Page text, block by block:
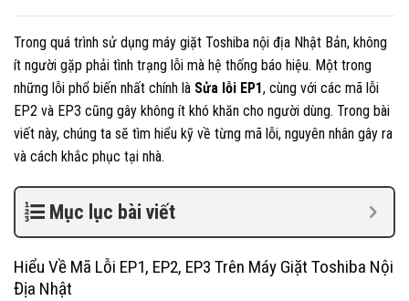
Trong quá trình sử dụng máy giặt Toshiba nội địa Nhật Bản, không
ít người gặp phải tình trạng lỗi mà hệ thống báo hiệu. Một trong
những lỗi phổ biến nhất chính là Sửa lỗi EP1, cùng với các mã lỗi
EP2 và EP3 cũng gây không ít khó khăn cho người dùng. Trong bài
viết này, chúng ta sẽ tìm hiểu kỹ về từng mã lỗi, nguyên nhân gây ra
và cách khắc phục tại nhà.
Mục lục bài viết
Hiểu Về Mã Lỗi EP1, EP2, EP3 Trên Máy Giặt Toshiba Nội
Địa Nhật